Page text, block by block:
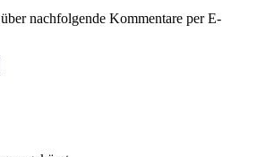
nachfolgende Kommentare per E-